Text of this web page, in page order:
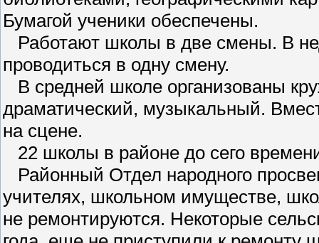
Бумагой ученики обеспечены.
Работают школы в две смены. В
проводиться в одну смену.
В средней школе организованы
драматический, музыкальный.
на сцене.
22 школы в районе до сего
Районный Отдел народного
учителях, школьном имуществе,
не ремонтируются. Некоторые